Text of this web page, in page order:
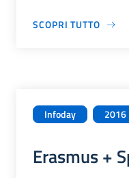
SCOPRI TUTTO
Infoday 2016
Erasmus +